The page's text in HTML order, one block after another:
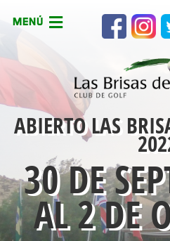
MENÚ
ABIERTO LAS
30 DE
AL 2 DE